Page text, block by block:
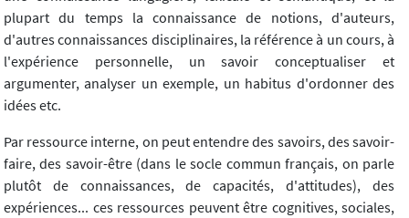
plupart du temps la connaissance de notions, d'auteurs,
d'autres connaissances disciplinaires, la référence à un cours, à
l'expérience personnelle, un savoir conceptualiser et
argumenter, analyser un exemple, un habitus d'ordonner des
idées etc.
Par ressource interne, on peut entendre des savoirs, des savoir-
faire, des savoir-être (dans le socle commun français, on parle
plutôt de connaissances, de capacités, d'attitudes), des
expériences... ces ressources peuvent être cognitives, sociales,